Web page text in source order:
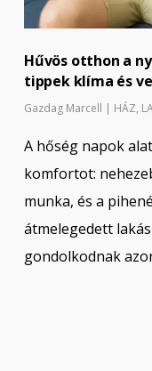
Hűvös otthon a
tippek klíma és
Gazdag Marcell | HÁZ,
A hőség napok
komfortot:
munka, és a
átmelegedett
gondolkodnak